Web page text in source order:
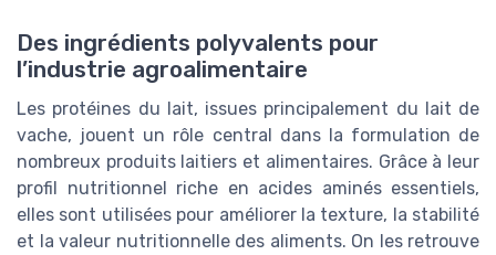
Des ingrédients polyvalents pour
l’industrie agroalimentaire
Les protéines du lait, issues principalement du lait de
vache, jouent un rôle central dans la formulation de
nombreux produits laitiers et alimentaires. Grâce à leur
profil nutritionnel riche en acides aminés essentiels,
elles sont utilisées pour améliorer la texture, la stabilité
et la valeur nutritionnelle des aliments. On les retrouve